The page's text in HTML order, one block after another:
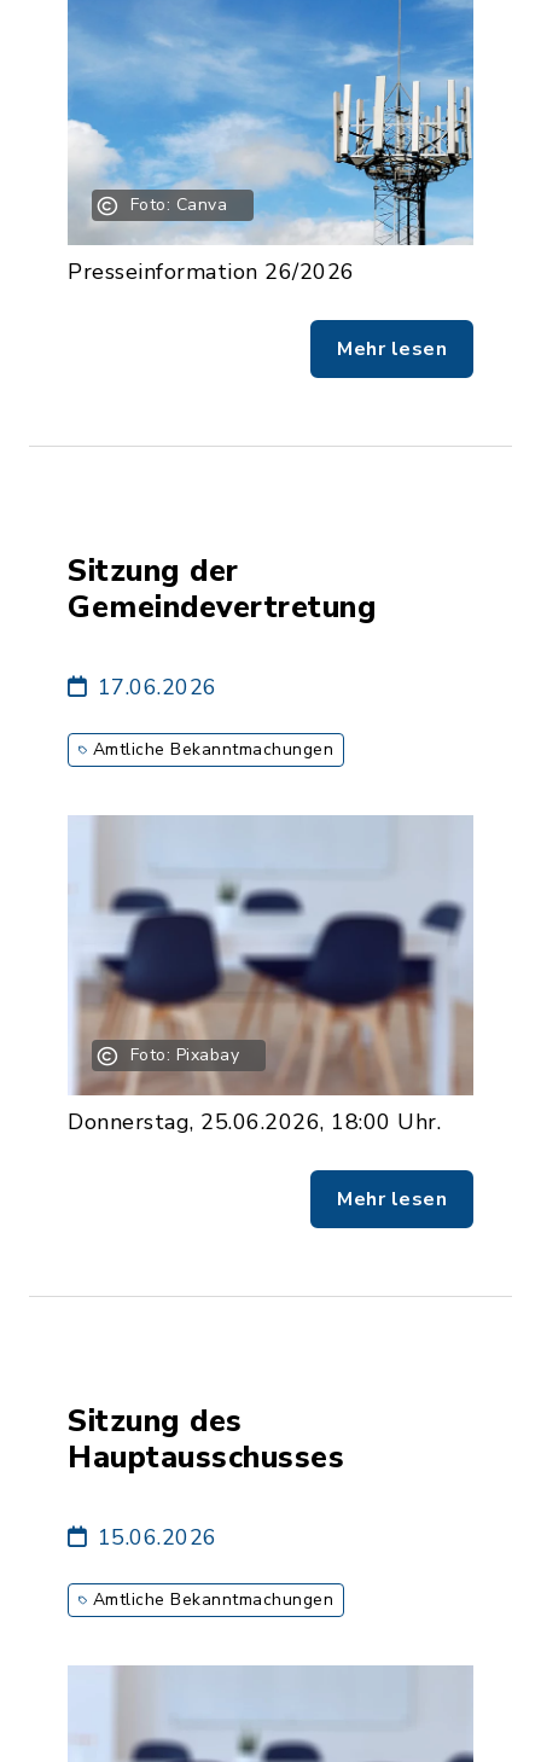
Foto: Canva
Presseinformation 26/2026
Mehr lesen
Sitzung der
Gemeindevertretung
17.06.2026
Amtliche Bekanntmachungen
Foto: Pixabay
Donnerstag, 25.06.2026, 18:00 Uhr.
Mehr lesen
Sitzung des
Hauptausschusses
15.06.2026
Amtliche Bekanntmachungen